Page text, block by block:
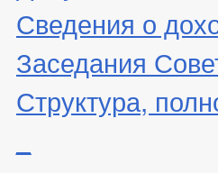
Сведения о
Заседания
Структура,